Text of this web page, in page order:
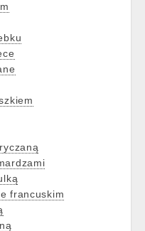
francuskim